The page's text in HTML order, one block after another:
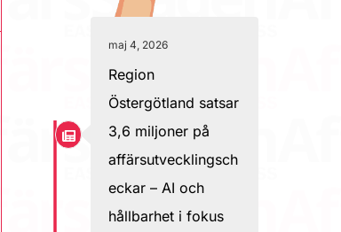
maj 4, 2026
Region
Östergötland satsar
3,6 miljoner på
affärsutvecklingsch
eckar – AI och
hållbarhet i fokus